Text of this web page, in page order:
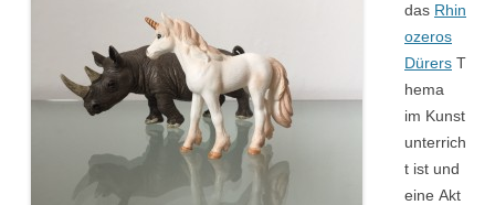
das Rhin
ozeros
Dürers T
hema
im Kunst
unterrich
t ist und
eine Akt